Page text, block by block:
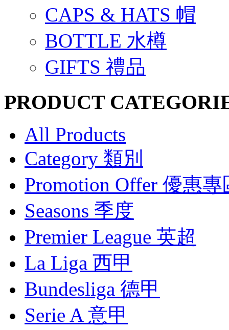
CAPS & HATS 帽
BOTTLE 水樽
GIFTS 禮品
PRODUCT
All Products
Category 類別
Promotion Offer 優惠專
Seasons 季度
Premier League 英超
La Liga 西甲
Bundesliga 德甲
Serie A 意甲